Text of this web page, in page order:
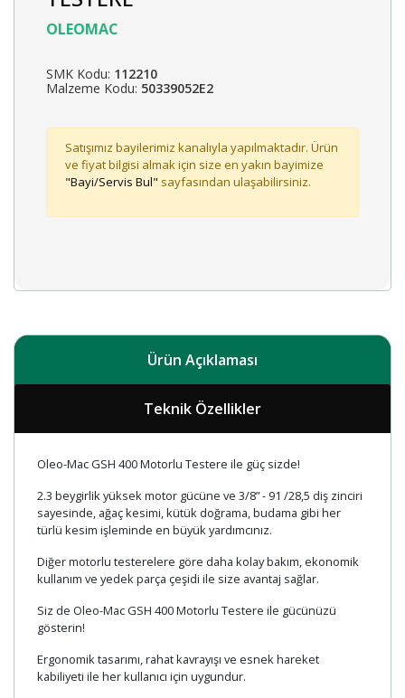
OLEOMAC
SMK Kodu: 112210
Malzeme Kodu: 50339052E2
Satışımız bayilerimiz kanalıyla yapılmaktadır. Ürün
ve fiyat bilgisi almak için size en yakın bayimize
"Bayi/Servis Bul" sayfasından ulaşabilirsiniz.
Ürün Açıklaması
Teknik Özellikler
Oleo-Mac GSH 400 Motorlu Testere ile güç sizde!
2.3 beygirlik yüksek motor gücüne ve 3/8” - 91 /28,5 diş zinciri
sayesinde, ağaç kesimi, kütük doğrama, budama gibi her
türlü kesim işleminde en büyük yardımcınız.
Diğer motorlu testerelere göre daha kolay bakım, ekonomik
kullanım ve yedek parça çeşidi ile size avantaj sağlar.
Siz de Oleo-Mac GSH 400 Motorlu Testere ile gücünüzü
gösterin!
Ergonomik tasarımı, rahat kavrayışı ve esnek hareket
kabiliyeti ile her kullanıcı için uygundur.